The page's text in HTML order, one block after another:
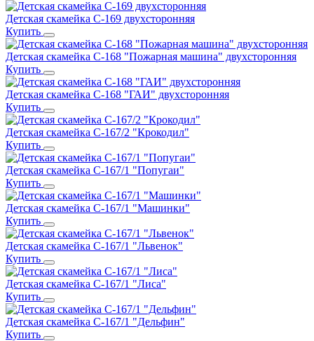
Детская скамейка С-169 двухсторонняя
Купить
Детская скамейка С-168 "Пожарная машина" двухсторонняя
Купить
Детская скамейка С-168 "ГАИ" двухсторонняя
Купить
Детская скамейка С-167/2 "Крокодил"
Купить
Детская скамейка С-167/1 "Попугаи"
Купить
Детская скамейка С-167/1 "Машинки"
Купить
Детская скамейка С-167/1 "Львенок"
Купить
Детская скамейка С-167/1 "Лиса"
Купить
Детская скамейка С-167/1 "Дельфин"
Купить